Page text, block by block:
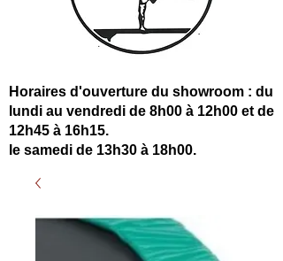
Horaires d'ouverture du showroom : du
lundi au vendredi de 8h00 à 12h00 et de
12h45 à 16h15.
le samedi de 13h30 à 18h00.